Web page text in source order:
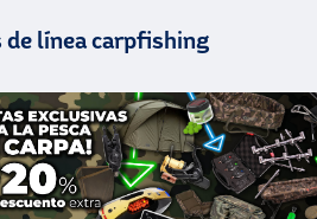
de línea carpfishing